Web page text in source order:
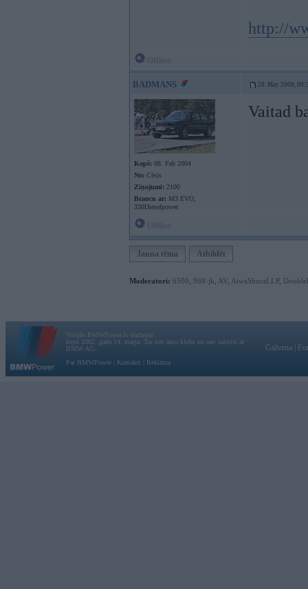
http://
BADMANS 28. May 2008,
Kopš: 08. Feb 2004
No: Cēsis
Ziņojumi: 2100
Braucu ar: M3 EVO,
330Dieselpower
Vaitad
Jauna tēma Atbildēt
Moderatori: 6500 968-jk AV AiwaShuraLLP,
Vortāls BMWPower.lv darbojas
kopš 2002. gada 14. maija. Tas nav auto klubs un nav saistīts ar
BMW AG.
Par BMWPower
Kontakti Reklāma
Galvena